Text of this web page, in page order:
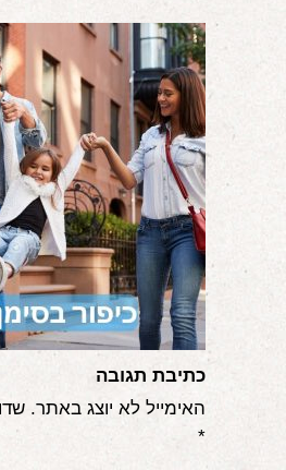
קשיים
כתיבת תגובה
האימייל לא יוצג באתר.
*